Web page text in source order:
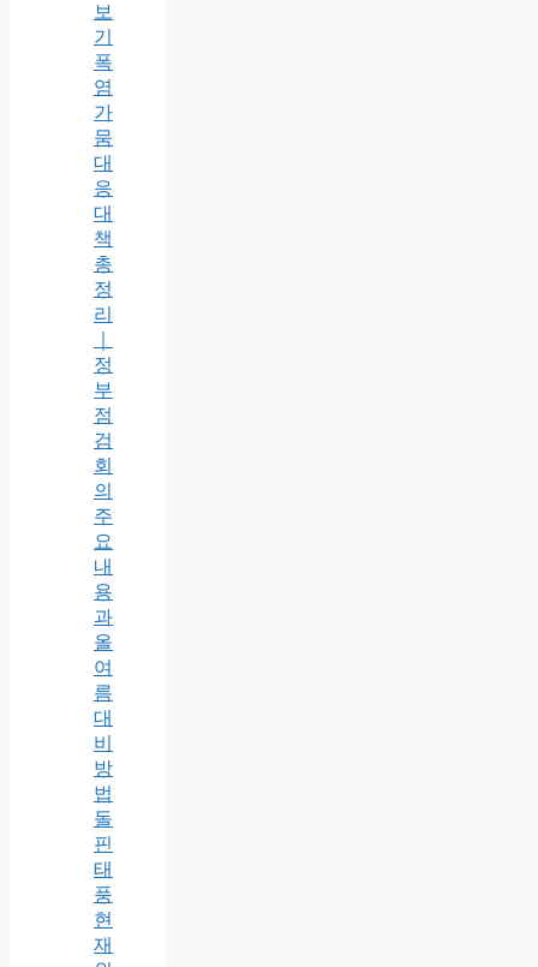
보
기
폭
염
가
뭄
대
응
대
책
총
정
리
정
부
점
검
회
의
주
요
내
용
과
올
여
름
대
비
방
법
돌
핀
태
풍
현
재